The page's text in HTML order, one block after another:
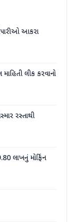
વેપારીઓ આકરા
લીક કરવાનો
રસ્તાથી
લાખનું મોર્ફિન